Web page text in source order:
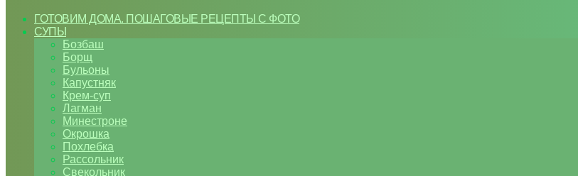
ГОТОВИМ ДОМА. ПОШАГОВЫЕ РЕЦЕПТЫ С ФОТО
СУПЫ
Бозбаш
Борщ
Бульоны
Капустняк
Крем-суп
Лагман
Минестроне
Окрошка
Похлебка
Рассольник
Свекольник